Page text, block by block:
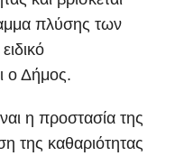
πλύσης των
ο Δήμος.
η προστασία της
της καθαριότητας